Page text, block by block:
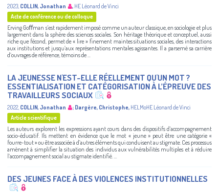
2023, COLLIN, Jonathan , HE Léonard de Vinci
Acte de conférence ou de colloque
Erving Goﬀman s’est rapidement imposé comme un auteur classique, en sociologie et plus
largement dans la sphère des sciences sociales. Son héritage théorique et conceptuel, aussi
riche que fécond, permet de « lire » finement maintes situations sociales, des interactions
aux institutions et jusqu’aux représentations mentales agissantes. Il a parsemé sa carrière
d’ouvrages de référence, témoins de ...
LA JEUNESSE N'EST-ELLE RÉELLEMENT QU'UN MOT ?
ESSENTIALISATION ET CATÉGORISATION À L’ÉPREUVE DES
TRAVAILLEURS SOCIAUX
2022, COLLIN, Jonathan ; Dargère, Christophe, HELMoHE Léonard de Vinci
Article scientifique
Les auteurs explorent les expressions ayant cours dans des dispositifs d’accompagnement
socio-éducatif. Ils mettent en évidence que le mot « jeune » peut être une catégorie «
fourre-tout » ou être associée à d’autres éléments qui conduisent au stigmate. Ces processus
amènent à simplifier la situation des individus aux vulnérabilités multiples et à réduire
l’accompagnement social au stigmate identifié. ...
DES JEUNES FACE À DES VIOLENCES INSTITUTIONNELLES